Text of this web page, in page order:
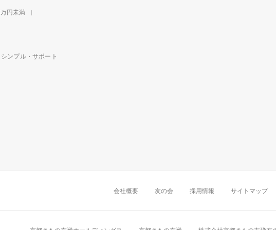
円未満
シンプル・サポート
八王子店
近畿
大阪難波店 京
岡山店 広島店
会社概要 友の会 採用情報 サイトマップ